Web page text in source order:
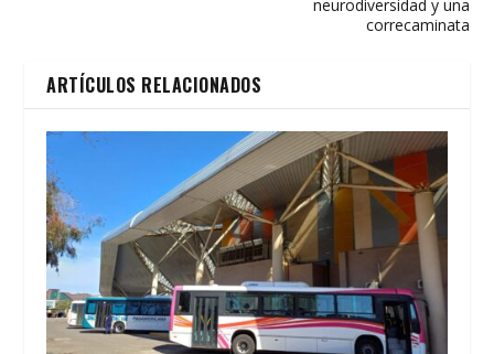
neurodiversidad y una
correcaminata
ARTÍCULOS RELACIONADOS